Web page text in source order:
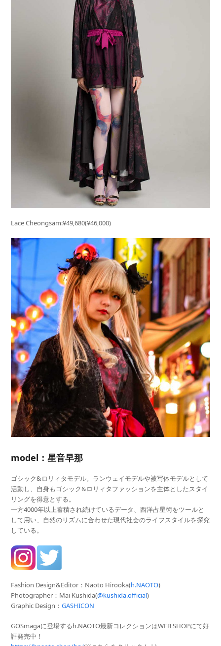
Lace Cheongsam:¥49,680(¥46,000)
model：星音早那
ゴシック&ロリィタモデル。ランウェイモデルや被写体モデルとして
活動し、自身もゴシック&ロリィタファッションを主体としたスタイ
リングを得意とする。
一方4000年以上蓄積され続けているデータ、西洋占星術をツールと
して用い、自然のリズムに合わせた現代社会のライフスタイルを探究
している。
Fashion Design&Editor：Naoto Hirooka(h.NAOTO)
Photographer ：Mai Kushida(@kushida.official)
Graphic Design：GASHICON
GOSmagaに登場するh.NAOTO最新コレクションはWEB SHOPにて好
評発売中！